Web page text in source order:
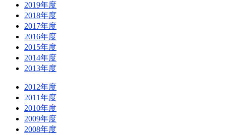
2019年度
2018年度
2017年度
2016年度
2015年度
2014年度
2013年度
2012年度
2011年度
2010年度
2009年度
2008年度